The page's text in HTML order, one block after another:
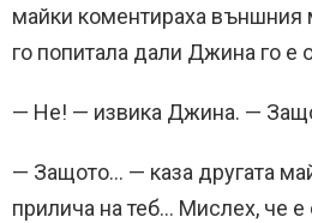
майки коментираха външния
го попитала дали Джина го е
— Не! — извика Джина. —
— Защото… — каза другата
прилича на теб… Мислех, че е